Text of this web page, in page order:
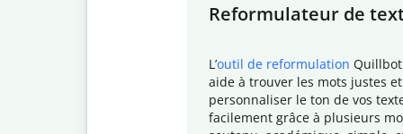
Reformulateur de
L ’outil de reformulation
aide à trouver les mots justes
personnaliser le ton de vos
facilement grâce à plusieurs